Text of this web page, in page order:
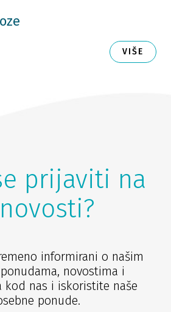
VIŠE
prijaviti na
informirani o našim
novostima i
kod nas i iskoristite naše
ponude.